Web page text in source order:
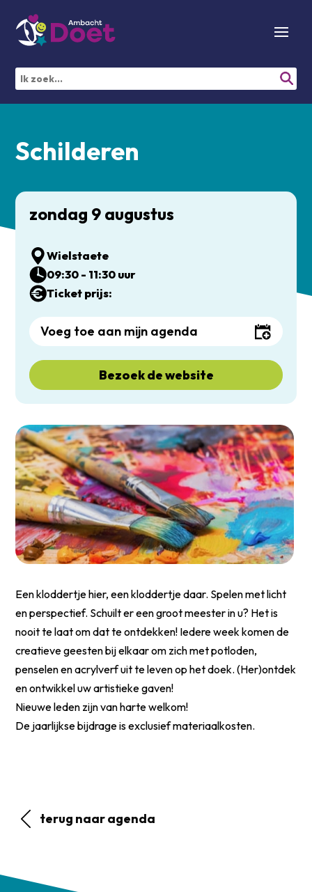
Schilderen
Een kloddertje hier, een kloddertje daar. Spelen met licht
en perspectief. Schuilt er een groot meester in u? Het is
nooit te laat om dat te ontdekken! Iedere week komen de
creatieve geesten bij elkaar om zich met potloden,
penselen en acrylverf uit te leven op het doek. (Her)ontdek
en ontwikkel uw artistieke gaven!
Nieuwe leden zijn van harte welkom!
De jaarlijkse bijdrage is exclusief materiaalkosten.
terug naar agenda
zondag 9 augustus
Wielstaete
09:30 - 11:30 uur
Ticket prijs:
Voeg toe aan mijn agenda
Bezoek de website